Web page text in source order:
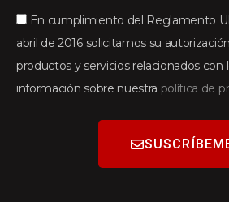
En cumplimiento del Reglamento
abril de 2016 solicitamos su
productos y servicios relacionados con
información sobre nuestra política de